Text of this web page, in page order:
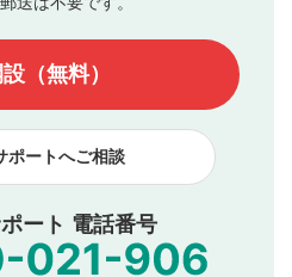
動画コンテンツへの掲載をもっ
す。ご了承ください。
断された投稿内容は、掲載を
ます。
は無関係の内容の投稿
差別的表現投稿
内容の投稿
号など個人を特定できる情報の
（無料）
ポートへご相談
ート 電話番号